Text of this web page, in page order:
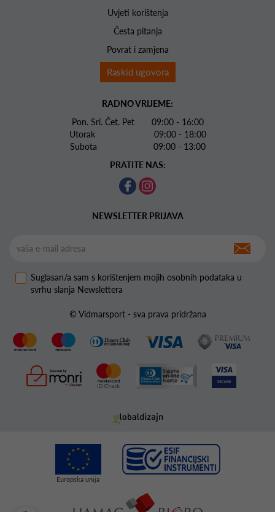
Uvjeti korištenja
Česta pitanja
Povrat i zamjena
Raskid ugovora
RADNO VRIJEME:
Pon. Sri. Čet. Pet 09:00 - 16:00
Utorak 09:00 - 18:00
Subota 09:00 - 13:00
PRATITE NAS:
NEWSLETTER PRIJAVA
Suglasan/a sam s korištenjem mojih osobnih podataka u
svrhu slanja Newslettera
© Vidmarsport - sva prava pridržana